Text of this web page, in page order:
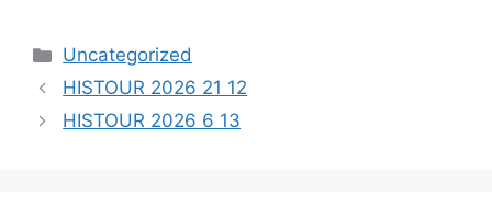
Categories
Uncategorized
HISTOUR 2026 21 12
HISTOUR 2026 6 13